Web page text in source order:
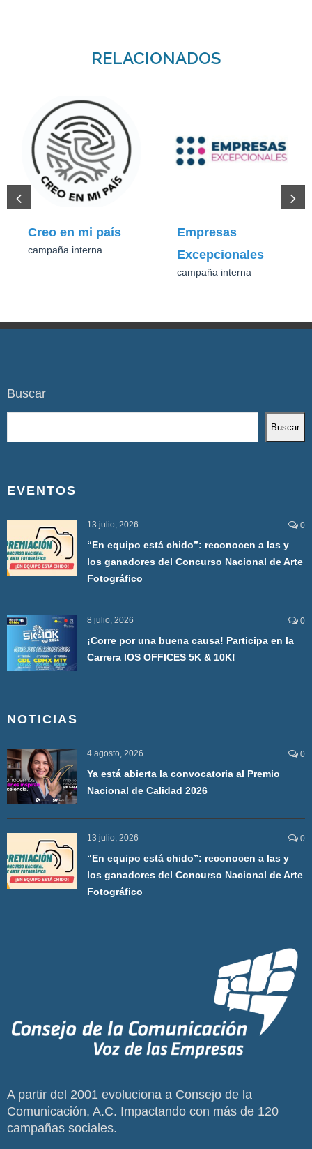
RELACIONADOS
Creo en mi país
campaña interna
Empresas
Excepcionales
campaña interna
Buscar
Buscar
EVENTOS
13 julio, 2026 0
“En equipo está chido”: reconocen a las y
los ganadores del Concurso Nacional de Arte
Fotográfico
8 julio, 2026 0
¡Corre por una buena causa! Participa en la
Carrera IOS OFFICES 5K & 10K!
NOTICIAS
4 agosto, 2026 0
Ya está abierta la convocatoria al Premio
Nacional de Calidad 2026
13 julio, 2026 0
“En equipo está chido”: reconocen a las y
los ganadores del Concurso Nacional de Arte
Fotográfico
A partir del 2001 evoluciona a Consejo de la
Comunicación, A.C. Impactando con más de 120
campañas sociales.